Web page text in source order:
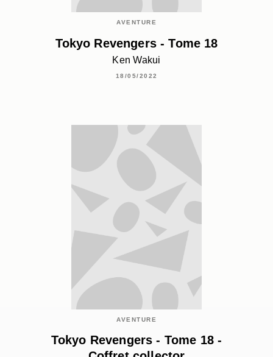
AVENTURE
Tokyo Revengers - Tome 18
Ken Wakui
18/05/2022
AVENTURE
Tokyo Revengers - Tome 18 -